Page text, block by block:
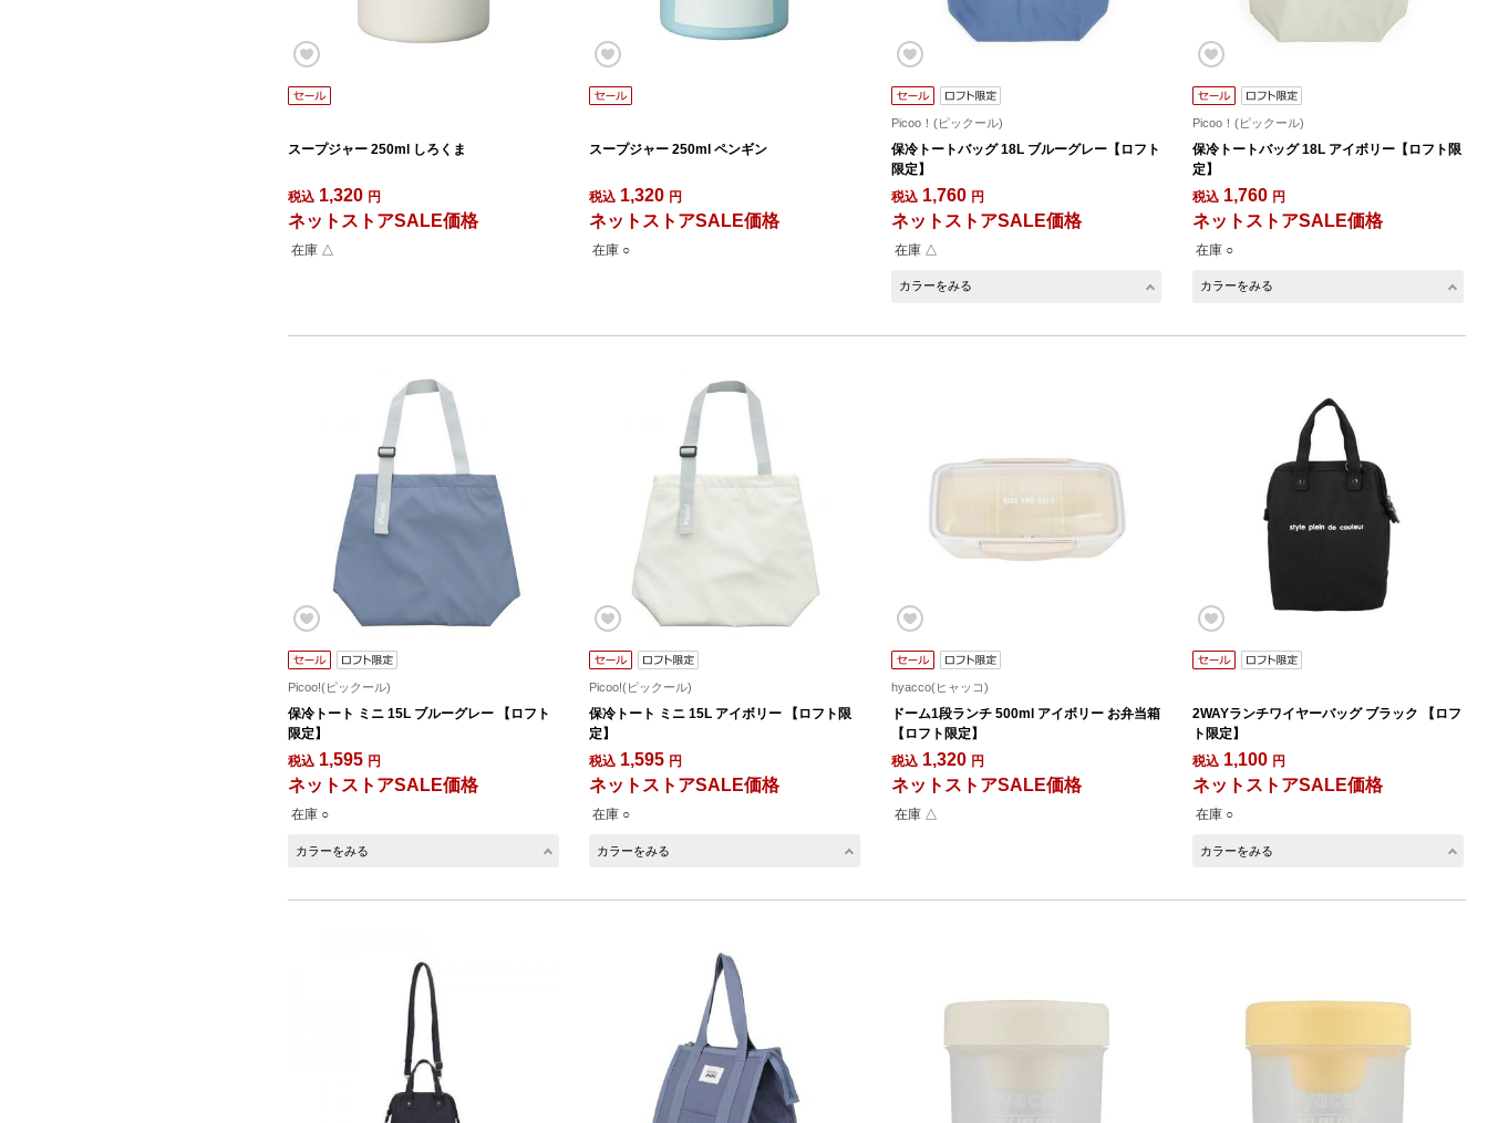
スープジャー 250ml しろくま
税込 1,320 円
ネットストアSALE価格
在庫 △
スープジャー 250ml ペンギン
税込 1,320 円
ネットストアSALE価格
在庫 ○
Picoo！(ピックール)
保冷トートバッグ 18L ブルーグレー【ロフト
限定】
税込 1,760 円
ネットストアSALE価格
在庫 △
カラーをみる
Picoo！(ピックール)
保冷トートバッグ 18L アイボリー【ロフト限
定】
税込 1,760 円
ネットストアSALE価格
在庫 ○
カラーをみる
Picoo!(ピックール)
保冷トート ミニ 15L ブルーグレー 【ロフト
限定】
税込 1,595 円
ネットストアSALE価格
在庫 ○
カラーをみる
Picoo!(ピックール)
保冷トート ミニ 15L アイボリー 【ロフト限
定】
税込 1,595 円
ネットストアSALE価格
在庫 ○
カラーをみる
hyacco(ヒャッコ)
ドーム1段ランチ 500ml アイボリー お弁当箱
【ロフト限定】
税込 1,320 円
ネットストアSALE価格
在庫 △
2WAYランチワイヤーバッグ ブラック 【ロフ
ト限定】
税込 1,100 円
ネットストアSALE価格
在庫 ○
カラーをみる